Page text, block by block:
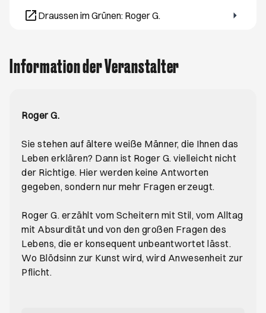
Draussen im Grünen: Roger G.
Öffnet ein neues Browser-Tab
Information der Veranstalter
Roger G.
Sie stehen auf ältere weiße Männer, die Ihnen das
Leben erklären? Dann ist Roger G. vielleicht nicht
der Richtige. Hier werden keine Antworten
gegeben, sondern nur mehr Fragen erzeugt.
Roger G. erzählt vom Scheitern mit Stil, vom Alltag
mit Absurdität und von den großen Fragen des
Lebens, die er konsequent unbeantwortet lässt.
Wo Blödsinn zur Kunst wird, wird Anwesenheit zur
Pflicht.